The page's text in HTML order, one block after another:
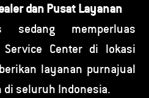
dan Pusat Layanan
sedang memperluas
Center di lokasi
layanan purnajual
di seluruh Indonesia.